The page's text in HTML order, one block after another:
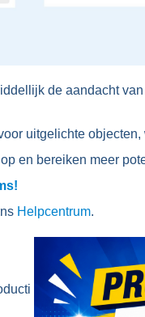
de aandacht
uitgelichte
en bereiken meer
Helpcentrum.